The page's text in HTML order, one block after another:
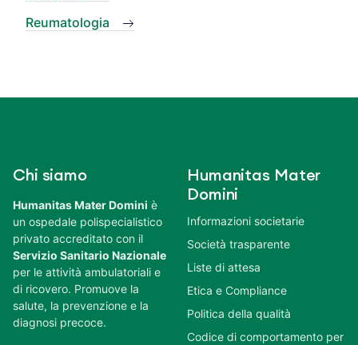
Reumatologia
Chi siamo
Humanitas Mater Domini è
un ospedale polispecialistico
privato accreditato con il
Servizio Sanitario Nazionale
per le attività ambulatoriali e
di ricovero. Promuove la
salute, la prevenzione e la
diagnosi precoce.
Humanitas Mater
Domini
Informazioni societarie
Società trasparente
Liste di attesa
Etica e Compliance
Politica della qualità
Codice di comportamento per